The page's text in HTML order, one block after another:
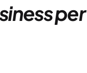
per